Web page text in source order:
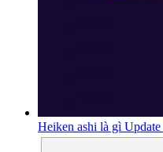
Heiken ashi là gì